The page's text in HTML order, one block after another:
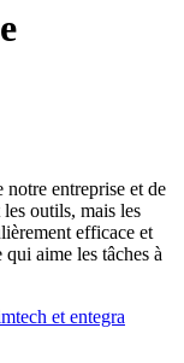
notre entreprise et de
les outils, mais les
efficace et
aime les tâches à
et entegra